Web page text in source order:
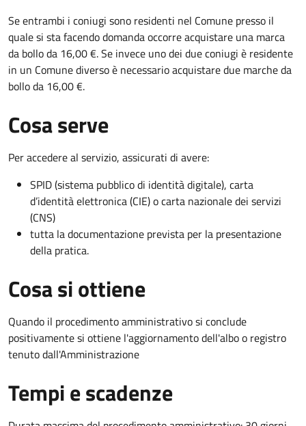
Se entrambi i coniugi sono residenti nel Comune presso il
quale si sta facendo domanda occorre acquistare una marca
da bollo da 16,00 €. Se invece uno dei due coniugi è residente
in un Comune diverso è necessario acquistare due marche da
bollo da 16,00 €.
Cosa serve
Per accedere al servizio, assicurati di avere:
SPID (sistema pubblico di identità digitale), carta
d’identità elettronica (CIE) o carta nazionale dei servizi
(CNS)
tutta la documentazione prevista per la presentazione
della pratica.
Cosa si ottiene
Quando il procedimento amministrativo si conclude
positivamente si ottiene l'aggiornamento dell'albo o registro
tenuto dall'Amministrazione
Tempi e scadenze